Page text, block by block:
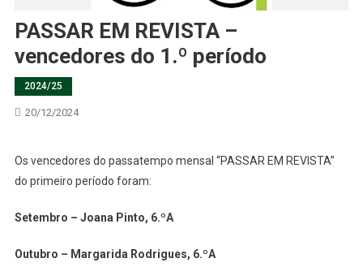
PASSAR EM REVISTA –
vencedores do 1.º período
2024/25
20/12/2024
Os vencedores do passatempo mensal “PASSAR EM REVISTA”
do primeiro período foram:
Setembro – Joana Pinto, 6.ºA
Outubro – Margarida Rodrigues, 6.ºA